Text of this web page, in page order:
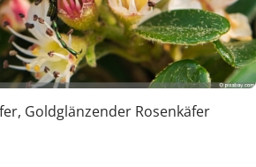
Goldglänzender Rosenkäfer